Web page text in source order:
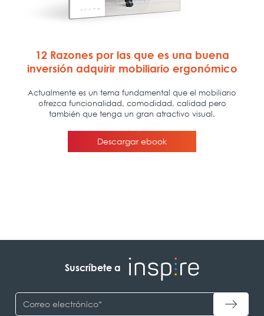
Suscríbete a